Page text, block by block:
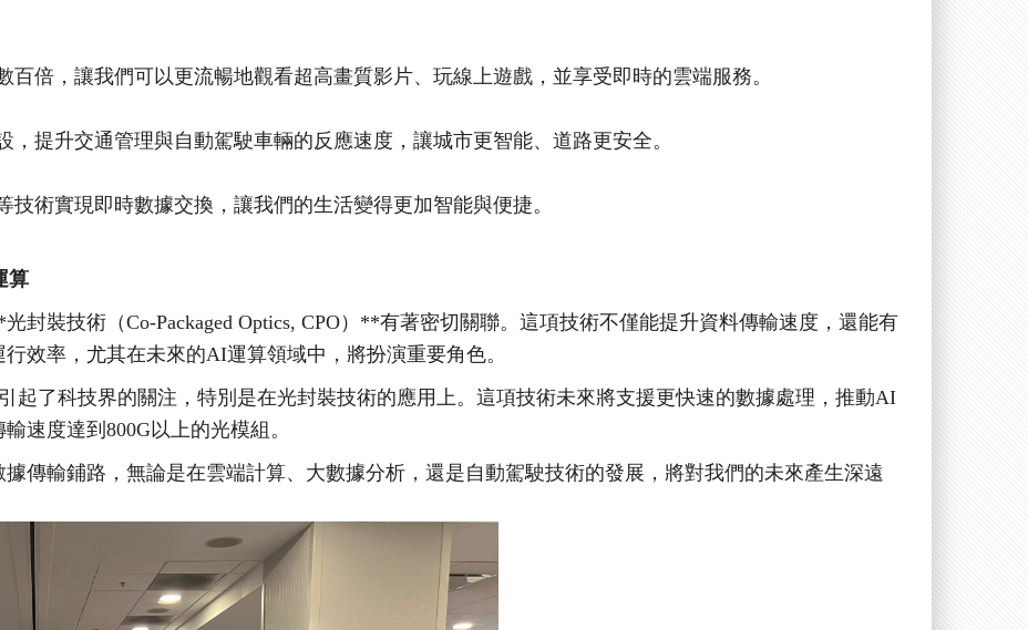
百倍，讓我們可以更流暢地觀看超高畫質影片、玩線上遊戲，並享受即時的雲端服務。
，提升交通管理與自動駕駛車輛的反應速度，讓城市更智能、道路更安全。
技術實現即時數據交換，讓我們的生活變得更加智能與便捷。
算
光封裝技術（Co-Packaged Optics, CPO） **有著密切關聯。這項技術不僅能提升資料傳輸速度，還能有
效率，尤其在未來的AI運算領域中，將扮演重要角色。
起了科技界的關注，特別是在光封裝技術的應用上。這項技術未來將支援更快速的數據處理，推動AI
速度達到 800G以上的光模組。
傳輸鋪路，無論是在雲端計算、大數據分析，還是自動駕駛技術的發展，將對我們的未來產生深遠